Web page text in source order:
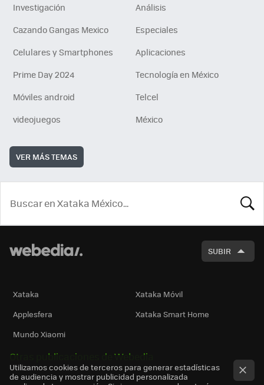
Investigación
Análisis
Cazando Gangas Mexico
Especiales
Celulares y Smartphones
Aplicaciones
Prime Day 2024
Tecnología en México
Móviles android
Telcel
videojuegos
México
VER MÁS TEMAS
SUBIR
Xataka
Xataka Móvil
Applesfera
Xataka Smart Home
Mundo Xiaomi
Otras publicaciones de Webedia
Utilizamos cookies de terceros para generar estadísticas
de audiencia y mostrar publicidad personalizada